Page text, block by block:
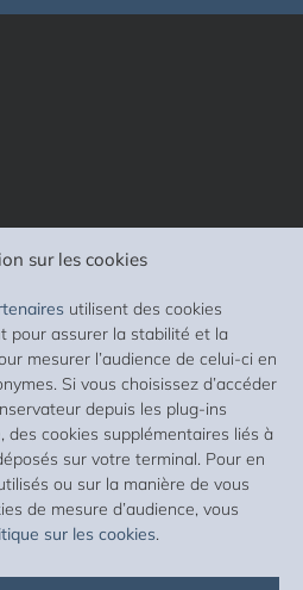
sur les cookies
utilisent des cookies
pour assurer la stabilité et la
mesurer l’audience de celui-ci en
Si vous choisissez d’accéder
depuis les plug-ins
des cookies supplémentaires liés à
sur votre terminal. Pour en
ou sur la manière de vous
de mesure d’audience, vous
sur les cookies.